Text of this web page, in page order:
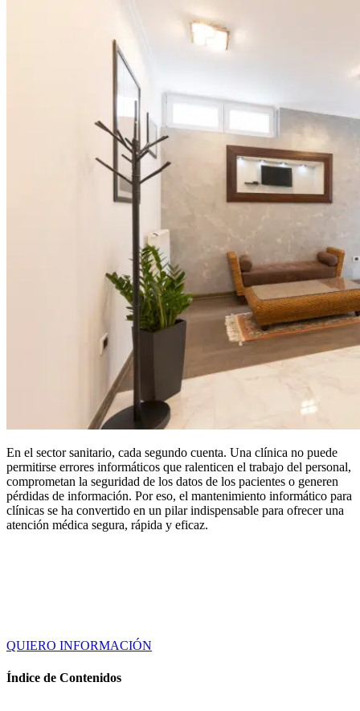
En el sector sanitario, cada segundo cuenta. Una clínica no puede
permitirse errores informáticos que ralenticen el trabajo del personal,
comprometan la seguridad de los datos de los pacientes o generen
pérdidas de información. Por eso, el mantenimiento informático para
clínicas se ha convertido en un pilar indispensable para ofrecer una
atención médica segura, rápida y eficaz.
QUIERO INFORMACIÓN
Índice de Contenidos